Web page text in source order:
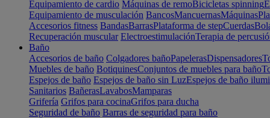
Equipamiento de cardio Máquinas de remoBicicletas spinning
Equipamiento de musculación BancosMancuernasMáquinas
Accesorios fitness BandasBarrasPlataforma de stepCuerdas
Recuperación muscular ElectroestimulaciónTerapia de
Baño
Accesorios de baño Colgadores bañoPapelerasDispensadores
Muebles de baño BotiquinesConjuntos de muebles para baño
Espejos de baño Espejos de baño sin LuzEspejos de baño
Sanitarios BañerasLavabosMamparas
Grifería Grifos para cocinaGrifos para ducha
Seguridad de baño Barras de seguridad para baño